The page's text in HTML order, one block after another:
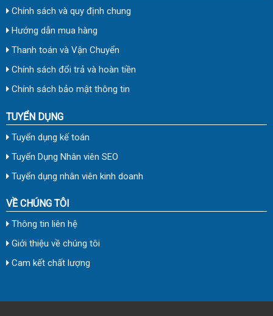
Chính sách và quy định chung
Hướng dẫn mua hàng
Thanh toán và Vận Chuyển
Chính sách đổi trả và hoàn tiền
Chính sách bảo mật thông tin
TUYỂN DỤNG
Tuyển dụng kế toán
Tuyển Dụng Nhân viên SEO
Tuyển dụng nhân viên kinh doanh
VỀ CHÚNG TÔI
Thông tin liên hệ
Giới thiệu về chúng tôi
Cam kết chất lượng